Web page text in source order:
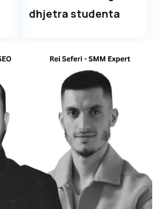
dhjetra studenta